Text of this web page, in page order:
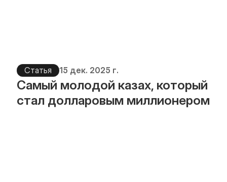
Статья 15 дек. 2025 г.
Самый молодой казах, который
стал долларовым миллионером